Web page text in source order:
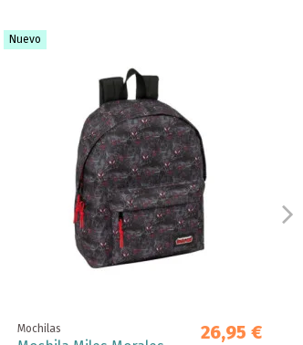
Nuevo
Mochilas 26,95 €